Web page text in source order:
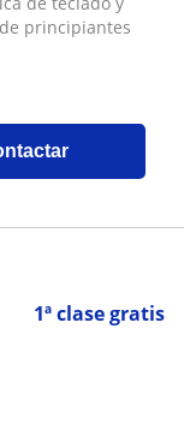
principiantes
1ª clase gratis